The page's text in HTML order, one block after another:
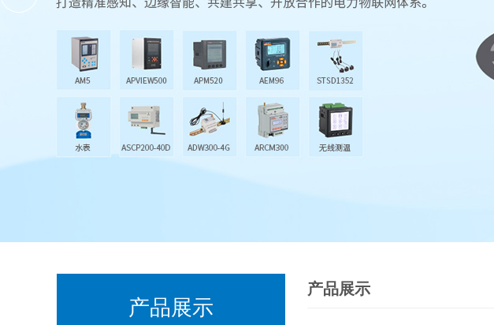
产品展示
产品展示